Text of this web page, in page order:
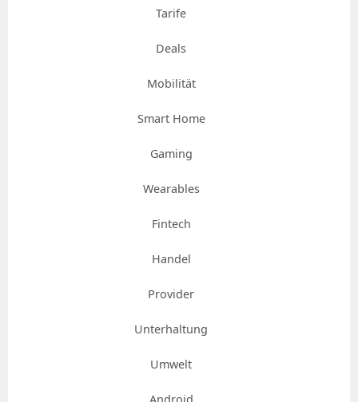
Tarife
Deals
Mobilität
Smart Home
Gaming
Wearables
Fintech
Handel
Provider
Unterhaltung
Umwelt